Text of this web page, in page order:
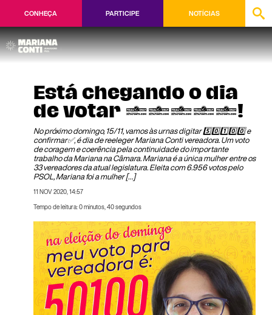
CONHEÇA PARTICIPE NOTÍCIAS
Está chegando o dia
de votar 50100!
No próximo domingo, 15/11, vamos às urnas digitar 5️⃣0️⃣1️⃣0️⃣0️⃣ e
confirmar✅, é dia de reeleger Mariana Conti vereadora. Um voto
de coragem e coerência pela continuidade do importante
trabalho da Mariana na Câmara. Mariana é a única mulher entre os
33 vereadores da atual legislatura. Eleita com 6.956 votos pelo
PSOL, Mariana foi a mulher […]
11 NOV 2020, 14:57
Tempo de leitura: 0 minutos, 40 segundos